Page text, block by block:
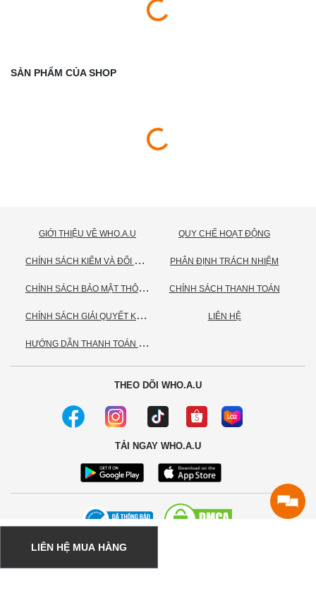
SẢN PHẨM CỦA SHOP
LIÊN HỆ MUA HÀNG
GIỚI THIỆU VỀ WHO.A.U
C
HÍNH SÁCH KIỂM VÀ ĐỔI TRẢ HÀNG
C
HÍNH SÁCH BẢO MẬT THÔNG TIN CÁ NHÂN
C
HÍNH SÁCH GIẢI QUYẾT KHIẾU NẠI
H
ƯỚNG DẪN THANH TOÁN VNPAY
QUY CHẾ HOẠT ĐỘNG
PHÂN ĐỊNH TRÁCH NHIỆM
CHÍNH SÁCH THANH TOÁN
LIÊN HỆ
THEO DÕI WHO.A.U
TẢI NGAY WHO.A.U
© 2020 - Bản quyền thuộc về Công ty TNHH TC Commerce